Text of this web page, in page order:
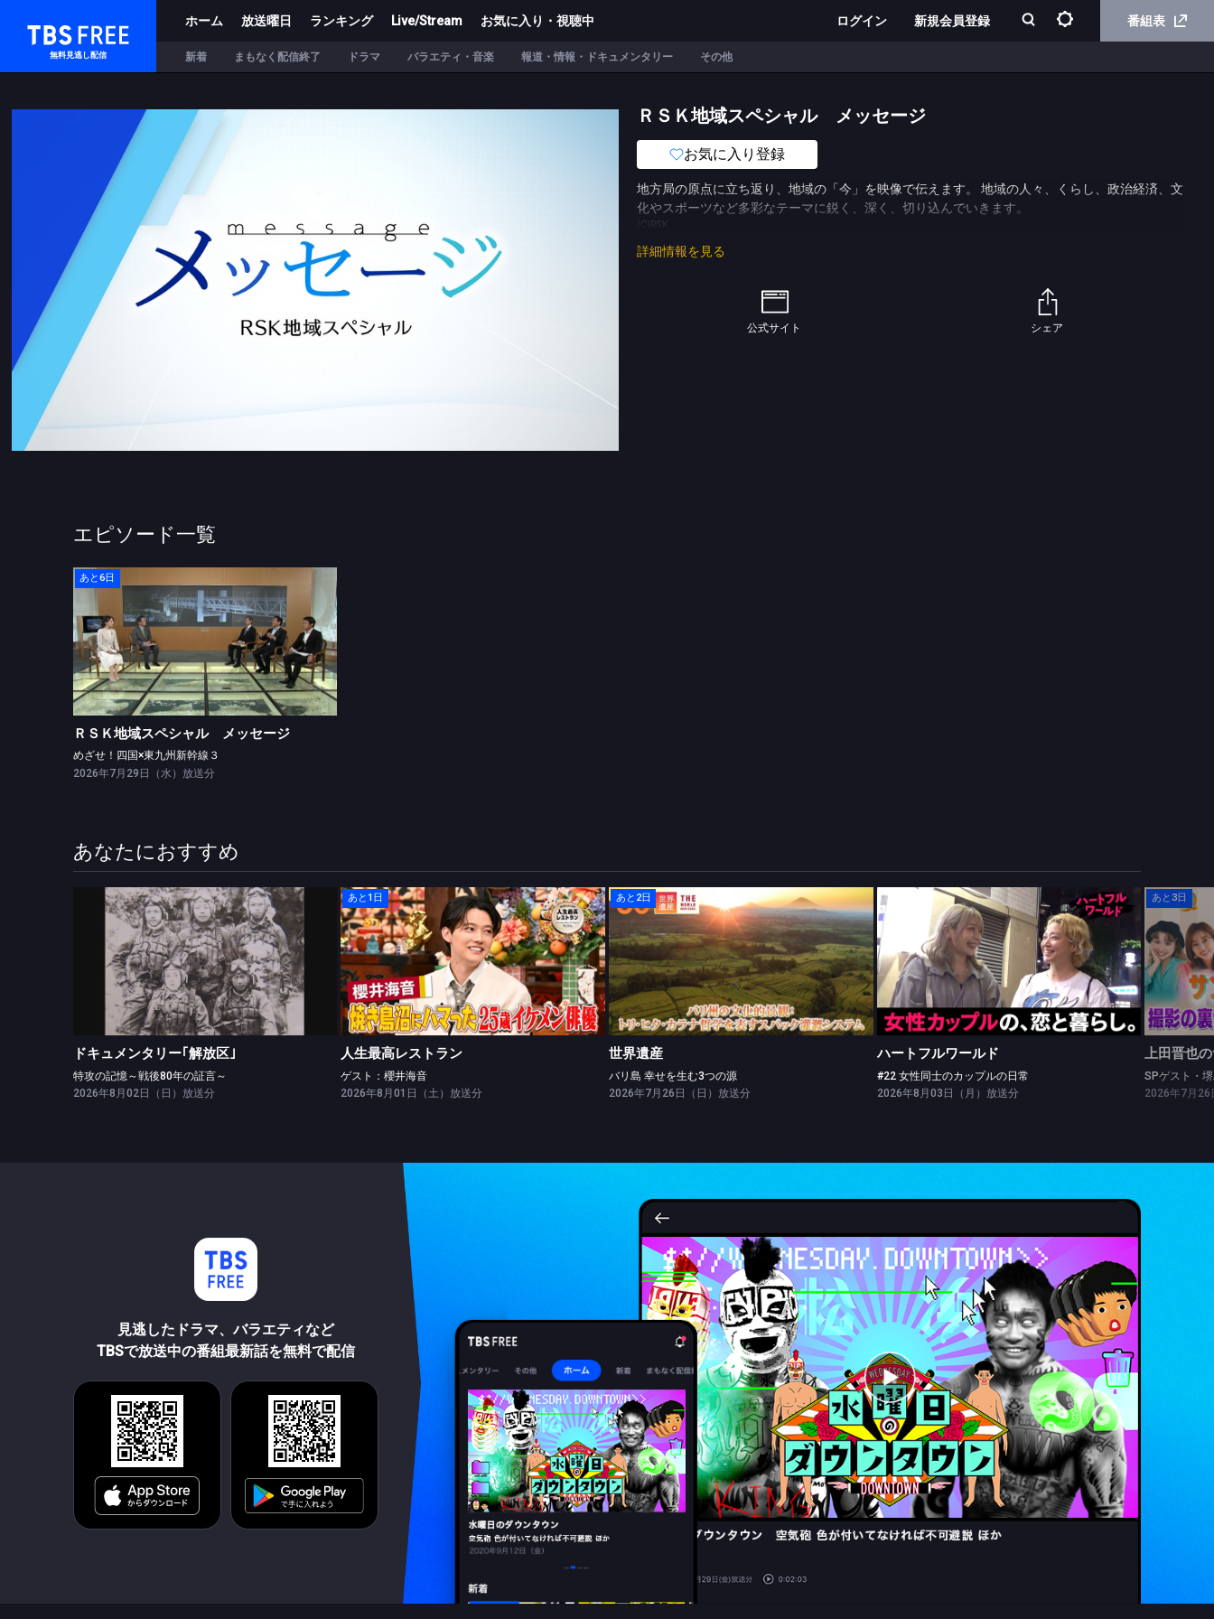
TBS FREE
無料見逃し配信
ホーム 放送曜日 ランキング Live/Stream お気に入り・視聴中 ログイン 新規会員登録 番組表
新着 まもなく配信終了 ドラマ バラエティ・音楽 報道・情報・ドキュメンタリー その他
ＲＳＫ地域スペシャル メッセージ
お気に入り登録
地方局の原点に立ち返り、地域の「今」を映像で伝えます。 地域の人々、くらし、政治経済、文
化やスポーツなど多彩なテーマに鋭く、深く、切り込んでいきます。
詳細情報を見る
公式サイト シェア
エピソード一覧
あと6日
ＲＳＫ地域スペシャル メッセージ
めざせ！四国×東九州新幹線３
ＲＳＫ地域スペシャル メッセージ
めざせ！四国×東九州新幹線３
2026年7月29日（水）放送分
あなたにおすすめ
ドキュメンタリー｢解放区｣
特攻の記憶～戦後80年の証言～
ドキュメンタリー｢解放区｣
特攻の記憶～戦後80年の証言～
2026年8月02日（日）放送分
あと1日
人生最高レストラン
ゲスト：櫻井海音
人生最高レストラン
ゲスト：櫻井海音
2026年8月01日（土）放送分
あと2日
世界遺産
バリ島 幸せを生む3つの源
世界遺産
バリ島 幸せを生む3つの源
2026年7月26日（日）放送分
ハートフルワールド
#22 女性同士のカップルの日常
ハートフルワールド
#22 女性同士のカップルの日常
2026年8月03日（月）放送分
あと3日
上田晋也
2026年7月26
見逃したドラマ、バラエティなど
TBSで放送中の番組最新話を無料で配信